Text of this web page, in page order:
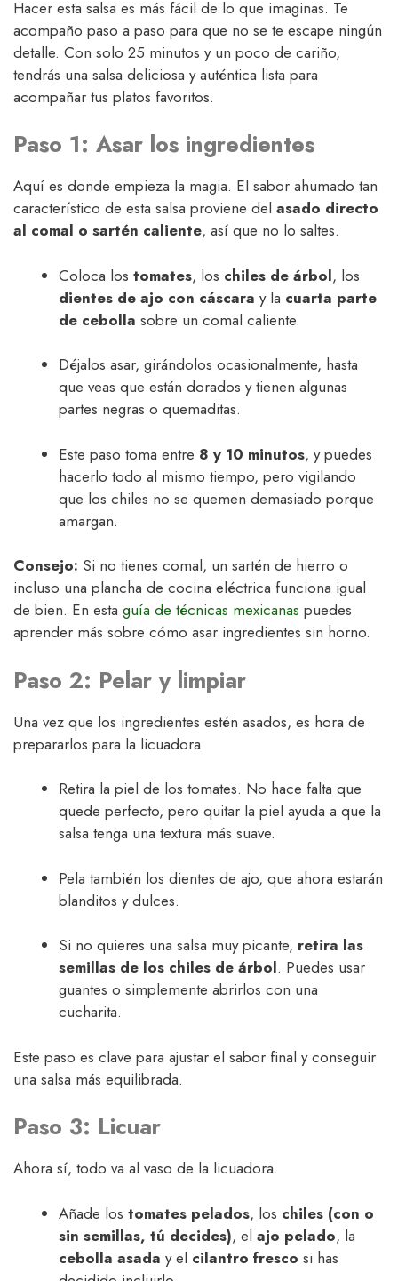
Hacer esta salsa es más fácil de lo que imaginas. Te
acompaño paso a paso para que no se te escape ningún
detalle. Con solo 25 minutos y un poco de cariño,
tendrás una salsa deliciosa y auténtica lista para
acompañar tus platos favoritos.
Paso 1: Asar los ingredientes
Aquí es donde empieza la magia. El sabor ahumado tan
característico de esta salsa proviene del asado directo
al comal o sartén caliente, así que no lo saltes.
Coloca los tomates, los chiles de árbol, los
dientes de ajo con cáscara y la cuarta parte
de cebolla sobre un comal caliente.
Déjalos asar, girándolos ocasionalmente, hasta
que veas que están dorados y tienen algunas
partes negras o quemaditas.
Este paso toma entre 8 y 10 minutos, y puedes
hacerlo todo al mismo tiempo, pero vigilando
que los chiles no se quemen demasiado porque
amargan.
Consejo: Si no tienes comal, un sartén de hierro o
incluso una plancha de cocina eléctrica funciona igual
de bien. En esta guía de técnicas mexicanas puedes
aprender más sobre cómo asar ingredientes sin horno.
Paso 2: Pelar y limpiar
Una vez que los ingredientes estén asados, es hora de
prepararlos para la licuadora.
Retira la piel de los tomates. No hace falta que
quede perfecto, pero quitar la piel ayuda a que la
salsa tenga una textura más suave.
Pela también los dientes de ajo, que ahora estarán
blanditos y dulces.
Si no quieres una salsa muy picante, retira las
semillas de los chiles de árbol. Puedes usar
guantes o simplemente abrirlos con una
cucharita.
Este paso es clave para ajustar el sabor final y conseguir
una salsa más equilibrada.
Paso 3: Licuar
Ahora sí, todo va al vaso de la licuadora.
Añade los tomates pelados, los chiles (con o
sin semillas, tú decides), el ajo pelado, la
cebolla asada y el cilantro fresco si has